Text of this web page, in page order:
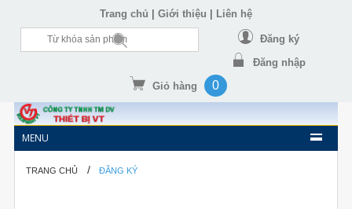
Trang chủ | Giới thiệu | Liên hệ
Đăng ký
Đăng nhập
Giỏ hàng
0
MENU
TRANG CHỦ / ĐĂNG KÝ